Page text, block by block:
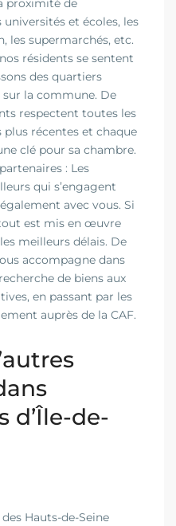
proximité de
universités et écoles, les
les supermarchés, etc.
résidents se sentent
des quartiers
la commune. De
respectent toutes les
récentes et chaque
clé pour sa chambre.
: Les
qui s’engagent
avec vous. Si
est mis en œuvre
meilleurs délais. De
accompagne dans
de biens aux
en passant par les
auprès de la CAF.
d’Île-de-
Hauts-de-Seine